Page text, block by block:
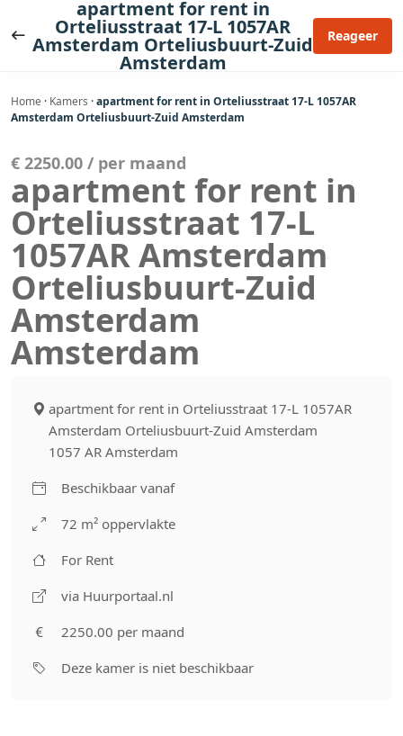
naar
apartment for rent in
Orteliusstraat 17-L 1057AR
Amsterdam Orteliusbuurt-Zuid
Amsterdam
Reageer
Home · Kamers ·apartment for rent in Orteliusstraat 17-L 1057AR
Amsterdam Orteliusbuurt-Zuid Amsterdam
€ 2250.00 / per maand
apartment for rent in
Orteliusstraat 17-L
1057AR Amsterdam
Orteliusbuurt-Zuid
Amsterdam
Amsterdam
apartment for rent in Orteliusstraat 17-L 1057AR
Amsterdam Orteliusbuurt-Zuid Amsterdam
1057 AR Amsterdam
Beschikbaar vanaf
72 m² oppervlakte
For Rent
via Huurportaal.nl
2250.00 per maand
Deze kamer is niet beschikbaar